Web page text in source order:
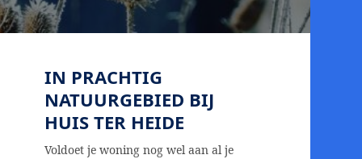
IN PRACHTIG
NATUURGEBIED BIJ
HUIS TER HEIDE
Voldoet je woning nog wel aan al je